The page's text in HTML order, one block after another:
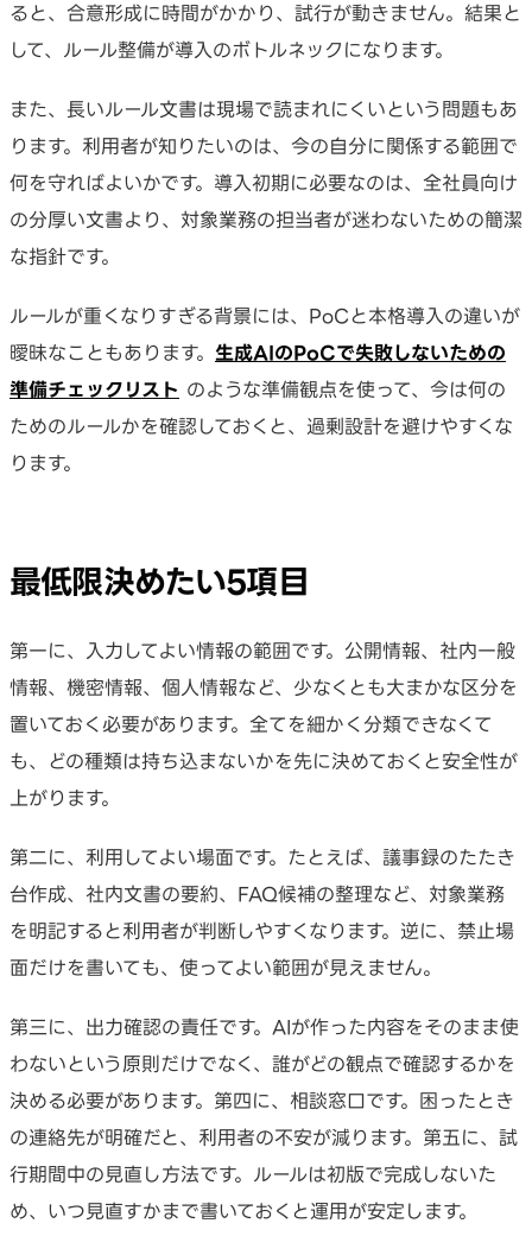
ると、合意形成に時間がかかり、試行が動きません。結果と
して、ルール整備が導入のボトルネックになります。
また、長いルール文書は現場で読まれにくいという問題もあ
ります。利用者が知りたいのは、今の自分に関係する範囲で
何を守ればよいかです。導入初期に必要なのは、全社員向け
の分厚い文書より、対象業務の担当者が迷わないための簡潔
な指針です。
ルールが重くなりすぎる背景には、PoCと本格導入の違いが
曖昧なこともあります。 生成AIのPoCで失敗しないための
準備チェックリスト のような準備観点を使って、今は何の
ためのルールかを確認しておくと、過剰設計を避けやすくな
ります。
最低限決めたい5項目
第一に、入力してよい情報の範囲です。公開情報、社内一般
情報、機密情報、個人情報など、少なくとも大まかな区分を
置いておく必要があります。全てを細かく分類できなくて
も、どの種類は持ち込まないかを先に決めておくと安全性が
上がります。
第二に、利用してよい場面です。たとえば、議事録のたたき
台作成、社内文書の要約、FAQ候補の整理など、対象業務
を明記すると利用者が判断しやすくなります。逆に、禁止場
面だけを書いても、使ってよい範囲が見えません。
第三に、出力確認の責任です。AIが作った内容をそのまま使
わないという原則だけでなく、誰がどの観点で確認するかを
決める必要があります。第四に、相談窓口です。困ったとき
の連絡先が明確だと、利用者の不安が減ります。第五に、試
行期間中の見直し方法です。ルールは初版で完成しないた
め、いつ見直すかまで書いておくと運用が安定します。